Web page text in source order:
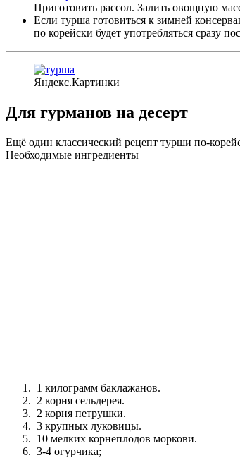
Приготовить рассол. Залить овощную
Если турша готовиться к зимней
по корейски будет употребляться сразу
Яндекс.Картинки
Для гурманов на десерт
Ещё один классический рецепт турши по-
Необходимые ингредиенты
1 килограмм баклажанов.
2 корня сельдерея.
2 корня петрушки.
3 крупных луковицы.
10 мелких корнеплодов моркови.
3-4 огурчика;